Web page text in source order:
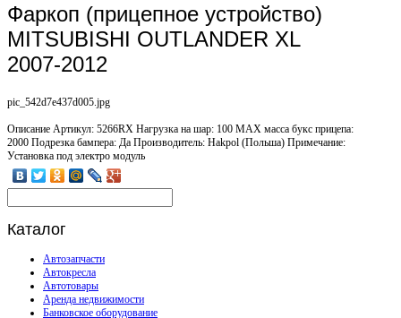
Фаркоп (прицепное устройство)
MITSUBISHI OUTLANDER XL
2007-2012
pic_542d7e437d005.jpg
Описание Артикул: 5266RX Нагрузка на шар: 100 MAX масса букс прицепа:
2000 Подрезка бампера: Да Производитель: Hakpol (Польша) Примечание:
Установка под электро модуль
Каталог
Автозапчасти
Автокресла
Автотовары
Аренда недвижимости
Банковское оборудование